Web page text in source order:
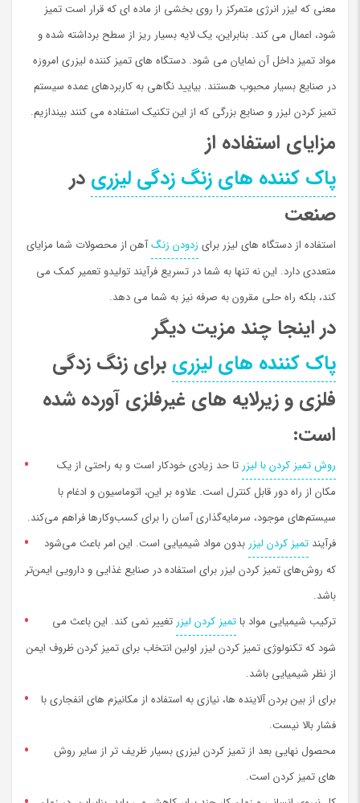
معنی که لیزر انرژی متمرکز را روی بخشی از ماده ای که قرار است تمیز
شود، اعمال می کند. بنابراین، یک لایه بسیار ریز از سطح برداشته شده و
مواد تمیز داخل آن نمایان می شود. دستگاه های تميز كننده لیزری امروزه
در صنایع بسیار محبوب هستند. بیایید نگاهی به کاربردهای عمده سیستم
تمیز کردن لیزر و صنایع بزرگی که از این تکنیک استفاده می کنند بیندازیم.
مزایای استفاده از
پاک کننده های زنگ زدگی لیزری در
صنعت
استفاده از دستگاه های لیزر برای زدودن زنگآهن از محصولات شما مزایای
متعددی دارد. این نه تنها به شما در تسریع فرآیند تولیدو تعمیر کمک می
کند، بلکه راه حلی مقرون به صرفه نیز به شما می دهد.
در اینجا چند مزیت دیگر
پاک کننده های لیزری برای زنگ زدگی
فلزی و زیرلایه های غیرفلزی آورده شده
است:
روش تمیز کردن با لیزر تا حد زیادی خودکار است و به راحتی از یک
مکان از راه دور قابل کنترل است. علاوه بر این، اتوماسیون و ادغام با
سیستم‌های موجود، سرمایه‌گذاری آسان را برای کسب‌وکارها فراهم می‌کند.
فرآیند تمیز کردن لیزر بدون مواد شیمیایی است. این امر باعث می‌شود
که روش‌های تمیز کردن لیزر برای استفاده در صنایع غذایی و دارویی ایمن‌تر
باشد.
ترکیب شیمیایی مواد باتمیز کردن لیزر تغییر نمی کند. این باعث می
شود که تکنولوژی تمیز کردن لیزر اولین انتخاب برای تمیز کردن ظروف ایمن
از نظر شیمیایی باشد.
برای از بین بردن آلاينده ها، نیازی به استفاده از مکانیزم های انفجاری با
فشار بالا نیست.
محصول نهایی بعد از تمیز کردن لیزري بسیار ظریف تر از سایر روش
های تمیز کردن است.